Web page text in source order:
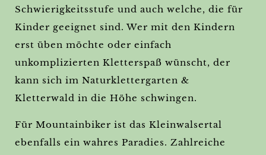
Schwierigkeitsstufe und auch welche, die für
Kinder geeignet sind. Wer mit den Kindern
erst üben möchte oder einfach
unkomplizierten Kletterspaß wünscht, der
kann sich im Naturklettergarten &
Kletterwald in die Höhe schwingen.
Für Mountainbiker ist das Kleinwalsertal
ebenfalls ein wahres Paradies. Zahlreiche